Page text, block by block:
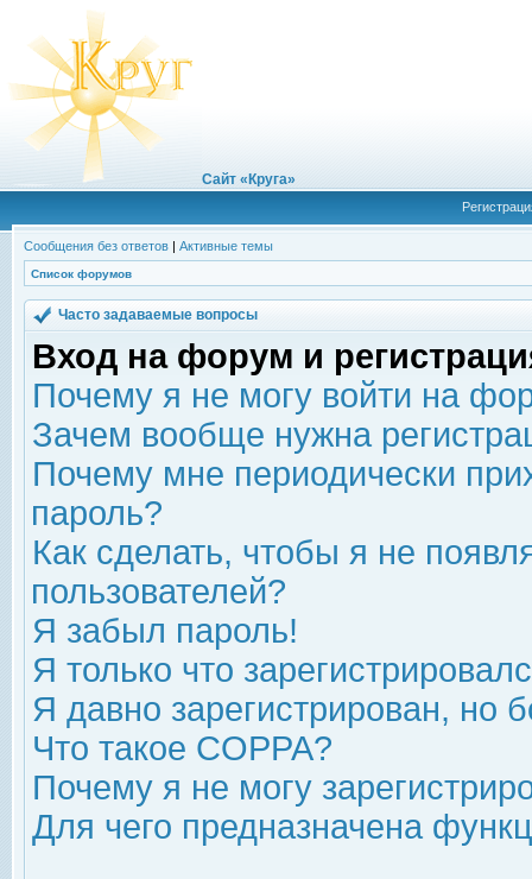
Сайт «Круга»
Сообщения без ответов | Активные темы
Список форумов
Часто задаваемые вопросы
Вход на форум и
Почему я не могу войти на
Зачем вообще нужна
Почему мне периодически
пароль?
Как сделать, чтобы я не
пользователей?
Я забыл пароль!
Я только что
Я давно зарегистрирован, но
Что такое COPPA?
Почему я не могу
Для чего предназначена